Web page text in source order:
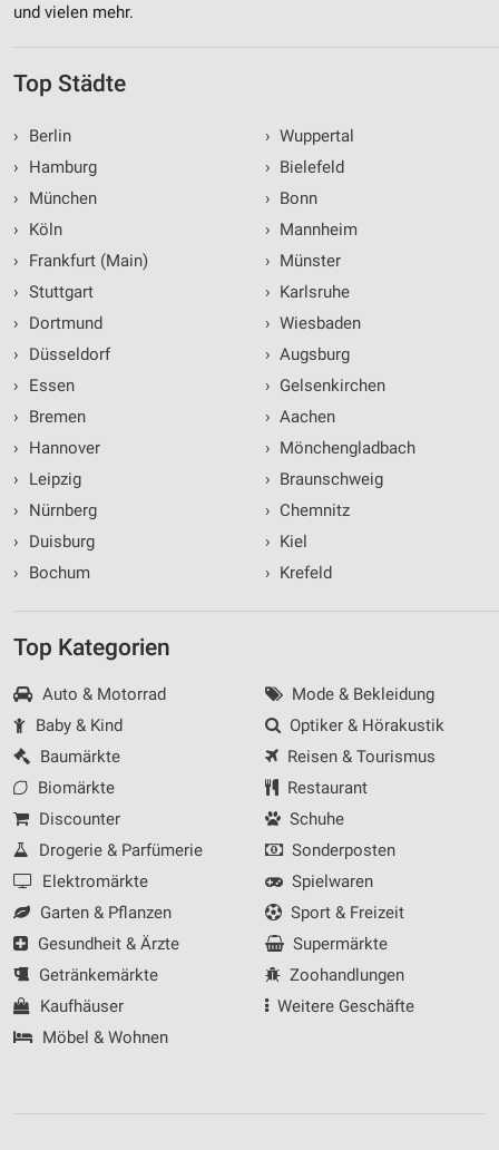
und vielen mehr.
Top Städte
›
Berlin
›
Hamburg
›
München
›
Köln
›
Frankfurt (Main)
› Stuttgart
›
Dortmund
›
Düsseldorf
›
Essen
›
Bremen
›
Hannover
›
Leipzig
›
Nürnberg
›
Duisburg
›
Bochum
› Wuppertal
› Bielefeld
› Bonn
› Mannheim
› Münster
› Karlsruhe
› Wiesbaden
› Augsburg
› Gelsenkirchen
› Aachen
› Mönchengladbach
› Braunschweig
› Chemnitz
› Kiel
› Krefeld
Top Kategorien
Auto & Motorrad
Baby & Kind
Baumärkte
Biomärkte
Discounter
Drogerie & Parfümerie
Elektromärkte
Garten & Pflanzen
Gesundheit & Ärzte
Getränkemärkte
Kaufhäuser
Möbel & Wohnen
Mode & Bekleidung
Optiker & Hörakustik
Reisen & Tourismus
Restaurant
Schuhe
Sonderposten
Spielwaren
Sport & Freizeit
Supermärkte
Zoohandlungen
Weitere Geschäfte